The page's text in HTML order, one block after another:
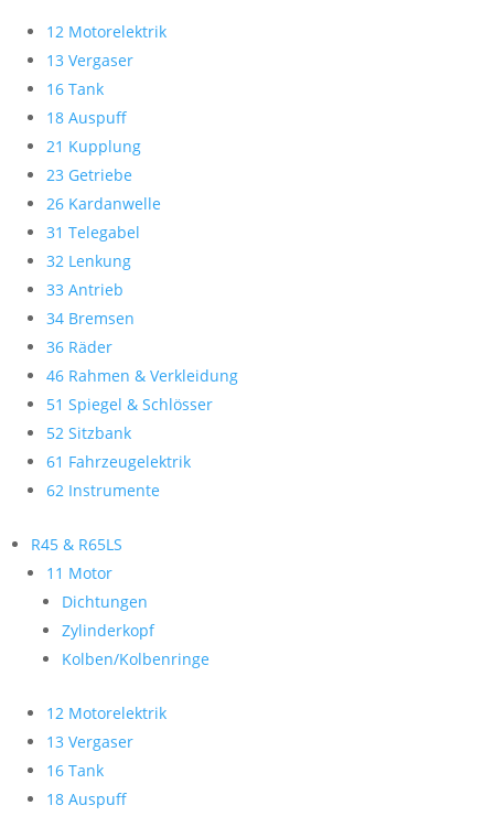
12 Motorelektrik
13 Vergaser
16 Tank
18 Auspuff
21 Kupplung
23 Getriebe
26 Kardanwelle
31 Telegabel
32 Lenkung
33 Antrieb
34 Bremsen
36 Räder
46 Rahmen & Verkleidung
51 Spiegel & Schlösser
52 Sitzbank
61 Fahrzeugelektrik
62 Instrumente
R45 & R65LS
11 Motor
Dichtungen
Zylinderkopf
Kolben/Kolbenringe
12 Motorelektrik
13 Vergaser
16 Tank
18 Auspuff